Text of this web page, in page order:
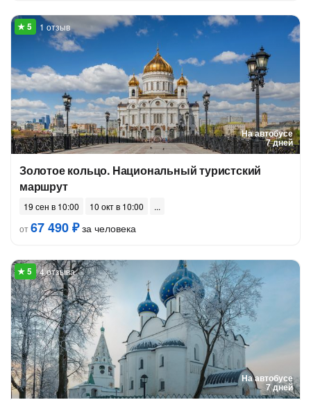
На автобусе
7 дней
1 отзыв
Золотое кольцо. Национальный туристский
маршрут
19 сен в 10:00
10 окт в 10:00
от67 490 ₽за человека
На автобусе
7 дней
4 отзыва